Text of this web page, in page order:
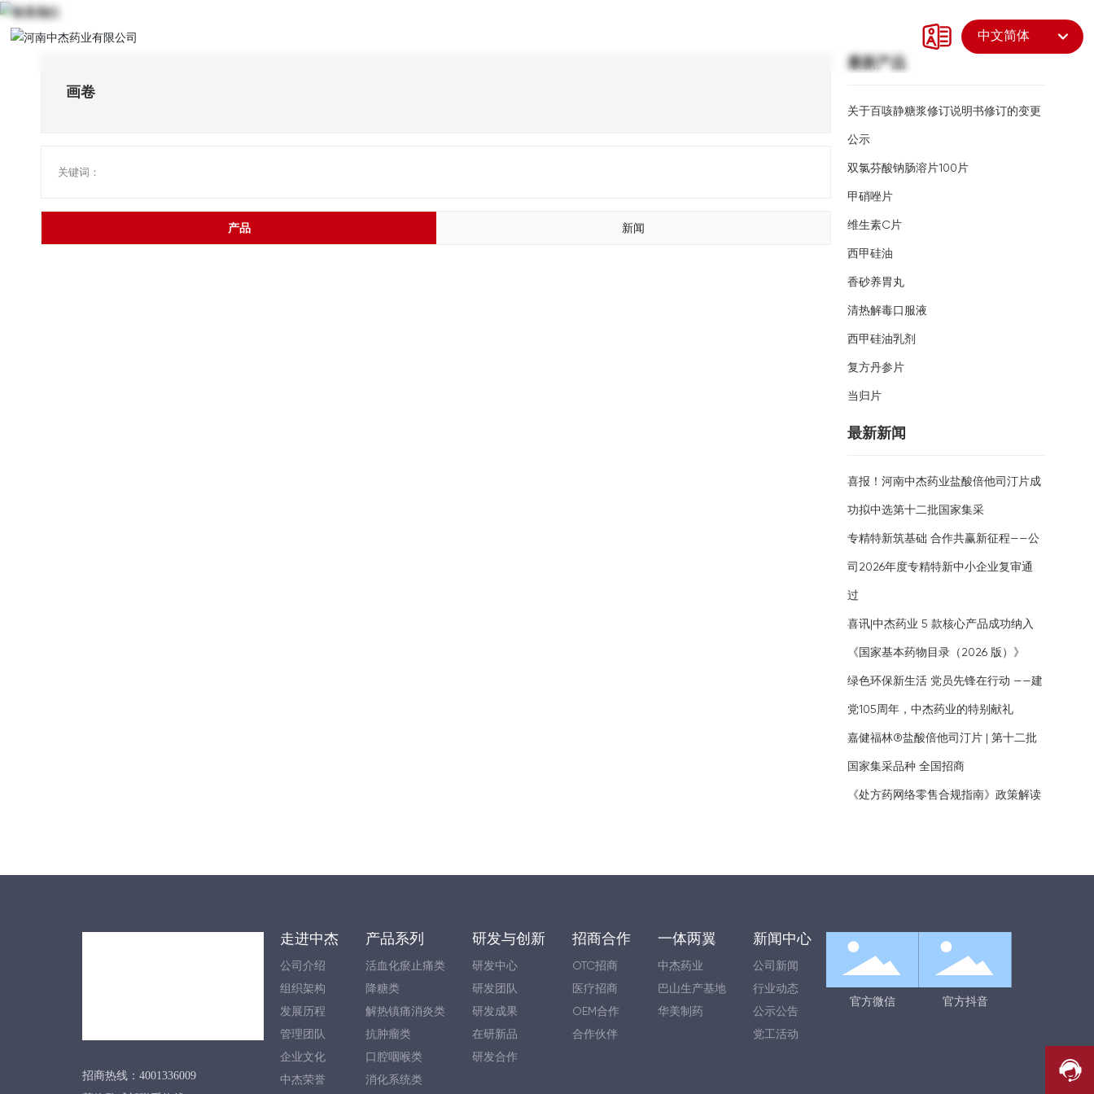
中文简体
English
画卷
关键词：
产品 新闻
最新产品
关于百咳静糖浆修订说明书修订的变更
公示
双氯芬酸钠肠溶片100片
甲硝唑片
维生素C片
西甲硅油
香砂养胃丸
清热解毒口服液
西甲硅油乳剂
复方丹参片
当归片
最新新闻
喜报！河南中杰药业盐酸倍他司汀片成
功拟中选第十二批国家集采
专精特新筑基础 合作共赢新征程——公
司2026年度专精特新中小企业复审通
过
喜讯|中杰药业 5 款核心产品成功纳入
《国家基本药物目录（2026 版）》
绿色环保新生活 党员先锋在行动 ——建
党105周年，中杰药业的特别献礼
嘉健福林®盐酸倍他司汀片 | 第十二批
国家集采品种 全国招商
《处方药网络零售合规指南》政策解读
招商热线：4001336009
走进中杰
公司介绍
组织架构
发展历程
管理团队
企业文化
中杰荣誉
产品系列
活血化瘀止痛类
降糖类
解热镇痛消炎类
抗肿瘤类
口腔咽喉类
消化系统类
研发与创新
研发中心
研发团队
研发成果
在研新品
研发合作
招商合作
OTC招商
医疗招商
OEM合作
合作伙伴
一体两翼
中杰药业
巴山生产基地
华美制药
新闻中心
公司新闻
行业动态
公示公告
党工活动
官方微信 官方抖音